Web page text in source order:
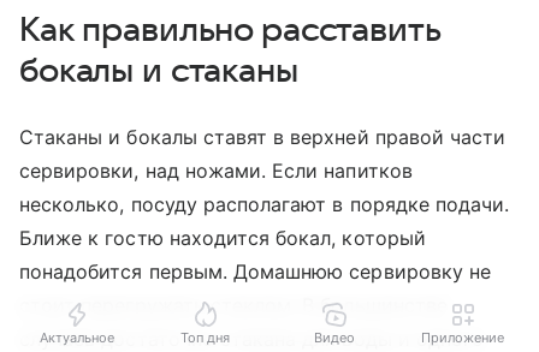
Как правильно расставить
бокалы и стаканы
Стаканы и бокалы ставят в верхней правой части
сервировки, над ножами. Если напитков
несколько, посуду располагают в порядке подачи.
Ближе к гостю находится бокал, который
понадобится первым. Домашнюю сервировку не
стоит перегружать стеклом. В большинстве
случаев достаточно стакана для воды и одного
Актуальное Топ дня Видео Приложение